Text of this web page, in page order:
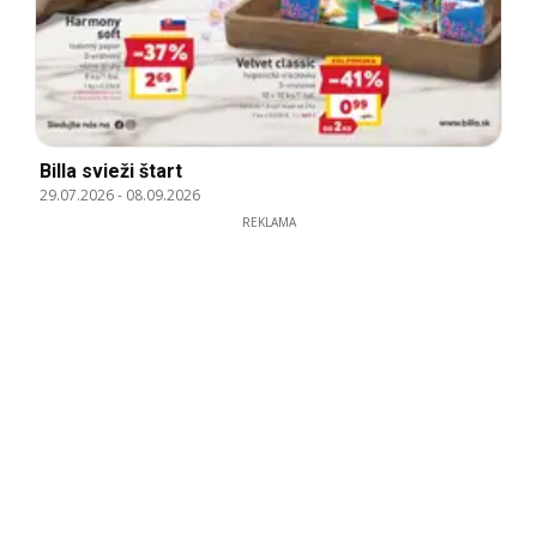
Billa svieži štart
29.07.2026- 08.09.2026
REKLAMA